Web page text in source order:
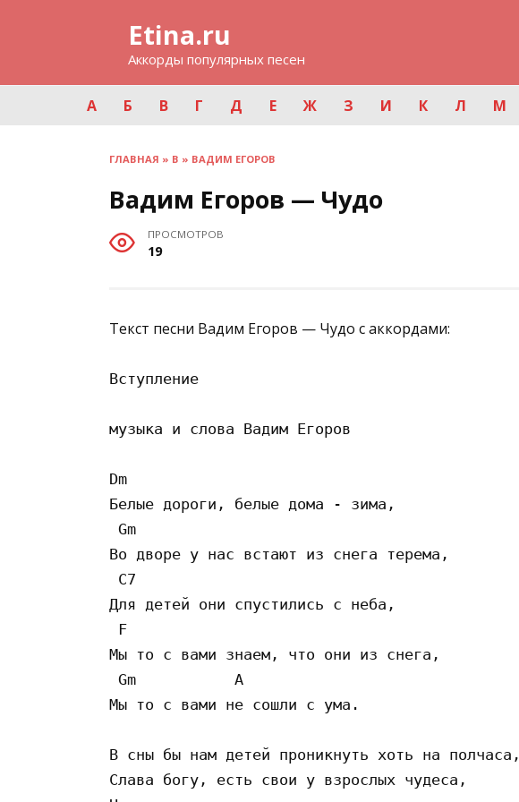
Etina.ru
Аккорды популярных песен
А Б В Г Д Е Ж З И К Л М
ГЛАВНАЯ » В » ВАДИМ ЕГОРОВ
Вадим Егоров — Чудо
ПРОСМОТРОВ
19
Текст песни Вадим Егоров — Чудо с аккордами:
Вступление
музыка и слова Вадим Егоров
Dm
Белые дороги, белые дома - зима,
Gm
Во дворе у нас встают из снега терема,
C7
Для детей они спустились с неба,
F
Мы то с вами знаем, что они из снега,
Gm           A
Мы то с вами не сошли с ума.
В сны бы нам детей проникнуть хоть на полчаса,
Слава богу, есть свои у взрослых чудеса,